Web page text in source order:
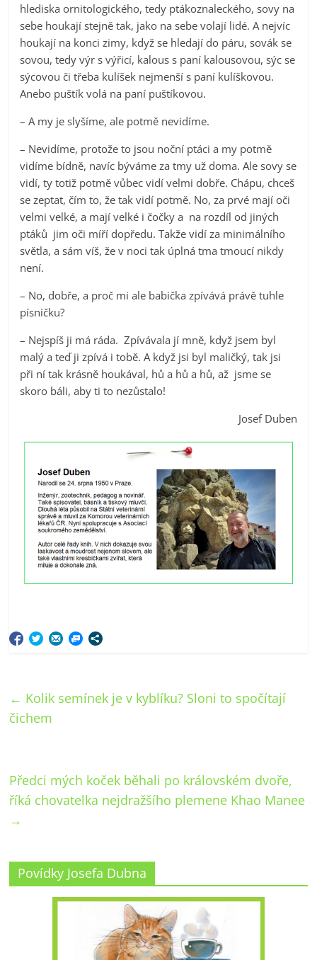
hlediska ornitologického, tedy ptákoznaleckého, sovy na
sebe houkají stejně tak, jako na sebe volají lidé. A nejvíc
houkají na konci zimy, když se hledají do páru, sovák se
sovou, tedy výr s výřicí, kalous s paní kalousovou, sýc se
sýcovou či třeba kulíšek nejmenší s paní kulíškovou.
Anebo puštík volá na paní puštíkovou.
– A my je slyšíme, ale potmě nevidíme.
– Nevidíme, protože to jsou noční ptáci a my potmě
vidíme bídně, navíc býváme za tmy už doma. Ale sovy se
vidí, ty totiž potmě vůbec vidí velmi dobře. Chápu, chceš
se zeptat, čím to, že tak vidí potmě. No, za prvé mají oči
velmi velké, a mají velké i čočky a na rozdíl od jiných
ptáků jim oči míří dopředu. Takže vidí za minimálního
světla, a sám víš, že v noci tak úplná tma tmoucí nikdy
není.
– No, dobře, a proč mi ale babička zpívává právě tuhle
písničku?
– Nejspíš ji má ráda. Zpívávala jí mně, když jsem byl
malý a teď ji zpívá i tobě. A když jsi byl maličký, tak jsi
při ní tak krásně houkával, hů a hů a hů, až jsme se
skoro báli, aby ti to nezůstalo!
Josef Duben
← Kolik semínek je v kyblíku? Sloni to spočítají
čichem
Předci mých koček běhali po královském dvoře,
říká chovatelka nejdražšího plemene Khao Manee
→
Povídky Josefa Dubna